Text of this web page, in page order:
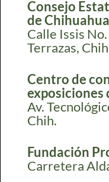
Consejo
de
Calle Issis
Terrazas,
Centro de
exposiciones
Av.
Chih.
Fundación
Carretera